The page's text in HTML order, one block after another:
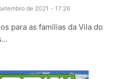
de 2021 - 17:26
para as famílias da Vila do